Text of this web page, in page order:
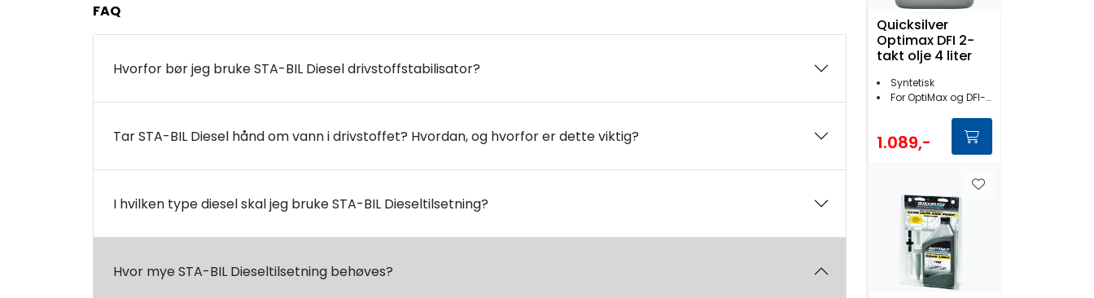
FAQ
Hvorfor bør jeg bruke STA-BIL Diesel drivstoffstabilisator?
Tar STA-BIL Diesel hånd om vann i drivstoffet? Hvordan, og hvorfor er dette viktig?
I hvilken type diesel skal jeg bruke STA-BIL Dieseltilsetning?
Hvor mye STA-BIL Dieseltilsetning behøves?
Quicksilver
Optimax DFI 2-
takt olje 4 liter
Syntetisk
For OptiMax og DFI-motorer
1.089,-